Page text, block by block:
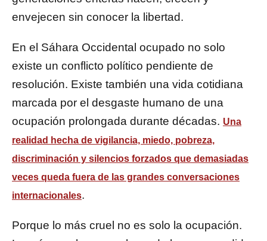
envejecen sin conocer la libertad.
En el Sáhara Occidental ocupado no solo
existe un conflicto político pendiente de
resolución. Existe también una vida cotidiana
marcada por el desgaste humano de una
ocupación prolongada durante décadas. Una
realidad hecha de vigilancia, miedo, pobreza,
discriminación y silencios forzados que demasiadas
veces queda fuera de las grandes conversaciones
internacionales.
Porque lo más cruel no es solo la ocupación.